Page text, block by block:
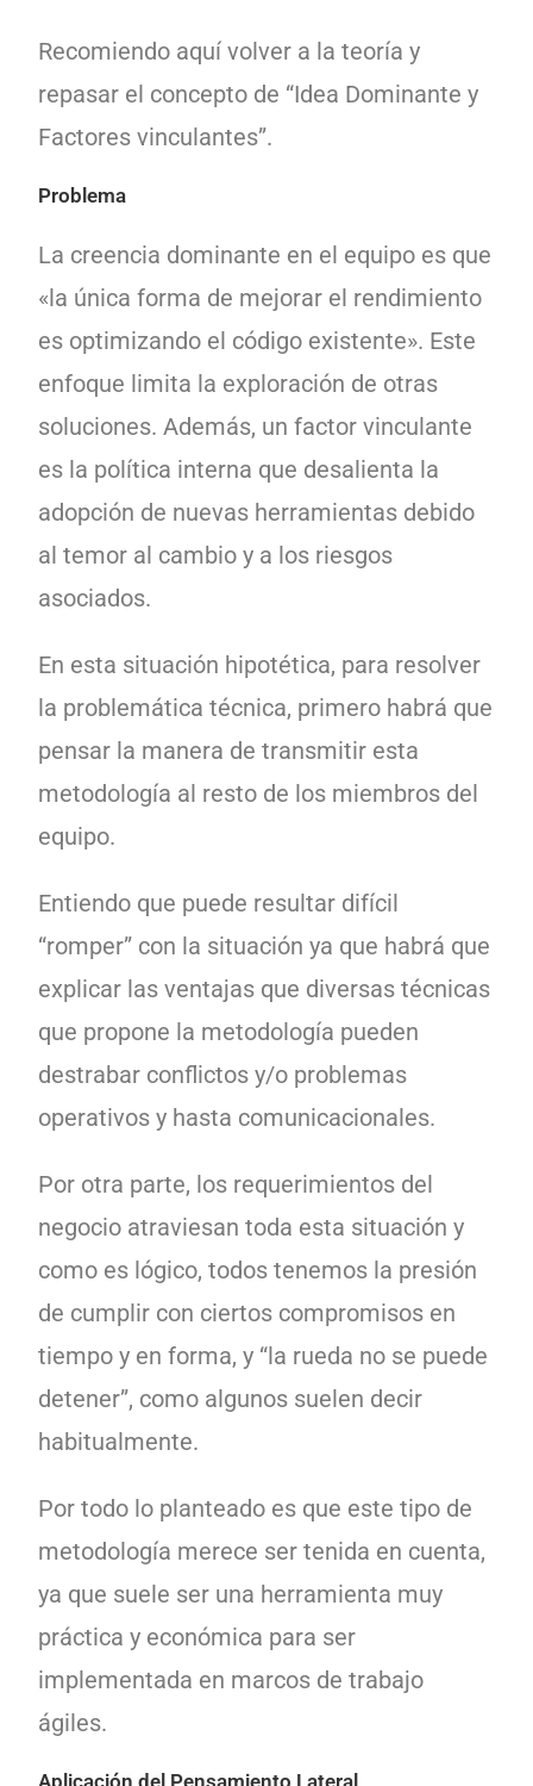
Recomiendo aquí volver a la teoría y
repasar el concepto de “Idea Dominante y
Factores vinculantes”.
Problema
La creencia dominante en el equipo es que
«la única forma de mejorar el rendimiento
es optimizando el código existente». Este
enfoque limita la exploración de otras
soluciones. Además, un factor vinculante
es la política interna que desalienta la
adopción de nuevas herramientas debido
al temor al cambio y a los riesgos
asociados.
En esta situación hipotética, para resolver
la problemática técnica, primero habrá que
pensar la manera de transmitir esta
metodología al resto de los miembros del
equipo.
Entiendo que puede resultar difícil
“romper” con la situación ya que habrá que
explicar las ventajas que diversas técnicas
que propone la metodología pueden
destrabar conflictos y/o problemas
operativos y hasta comunicacionales.
Por otra parte, los requerimientos del
negocio atraviesan toda esta situación y
como es lógico, todos tenemos la presión
de cumplir con ciertos compromisos en
tiempo y en forma, y “la rueda no se puede
detener”, como algunos suelen decir
habitualmente.
Por todo lo planteado es que este tipo de
metodología merece ser tenida en cuenta,
ya que suele ser una herramienta muy
práctica y económica para ser
implementada en marcos de trabajo
ágiles.
Aplicación del Pensamiento Lateral